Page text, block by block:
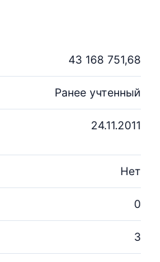
43 168 751,68
Ранее учтенный
24.11.2011
Нет
0
3